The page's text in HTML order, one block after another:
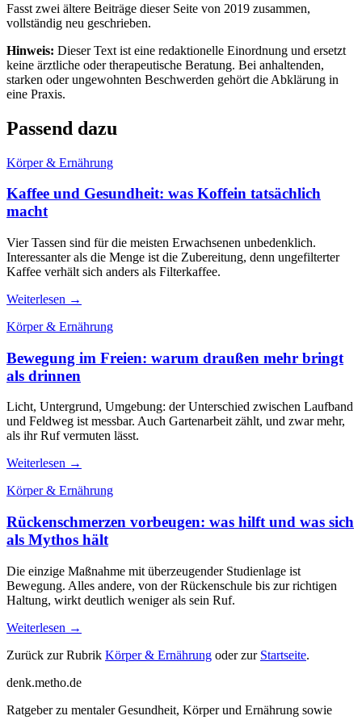
Fasst zwei ältere Beiträge dieser Seite von 2019 zusammen,
vollständig neu geschrieben.
Hinweis: Dieser Text ist eine redaktionelle Einordnung und ersetzt
keine ärztliche oder therapeutische Beratung. Bei anhaltenden,
starken oder ungewohnten Beschwerden gehört die Abklärung in
eine Praxis.
Passend dazu
Körper & Ernährung
Kaffee und Gesundheit: was Koffein tatsächlich
macht
Vier Tassen sind für die meisten Erwachsenen unbedenklich.
Interessanter als die Menge ist die Zubereitung, denn ungefilterter
Kaffee verhält sich anders als Filterkaffee.
Weiterlesen →
Körper & Ernährung
Bewegung im Freien: warum draußen mehr bringt
als drinnen
Licht, Untergrund, Umgebung: der Unterschied zwischen Laufband
und Feldweg ist messbar. Auch Gartenarbeit zählt, und zwar mehr,
als ihr Ruf vermuten lässt.
Weiterlesen →
Körper & Ernährung
Rückenschmerzen vorbeugen: was hilft und was sich
als Mythos hält
Die einzige Maßnahme mit überzeugender Studienlage ist
Bewegung. Alles andere, von der Rückenschule bis zur richtigen
Haltung, wirkt deutlich weniger als sein Ruf.
Weiterlesen →
Zurück zur Rubrik Körper & Ernährung oder zur Startseite.
denk.metho.de
Ratgeber zu mentaler Gesundheit, Körper und Ernährung sowie